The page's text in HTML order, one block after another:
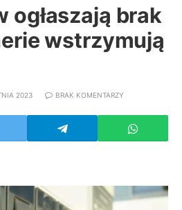
ogłaszają brak
wstrzymują
2023 BRAK KOMENTARZY